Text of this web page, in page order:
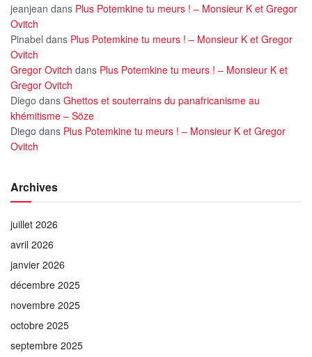
jeanjean dans Plus Potemkine tu meurs ! – Monsieur K et Gregor
Ovitch
Pinabel dans Plus Potemkine tu meurs ! – Monsieur K et Gregor
Ovitch
Gregor Ovitch dans Plus Potemkine tu meurs ! – Monsieur K et
Gregor Ovitch
Diego dans Ghettos et souterrains du panafricanisme au
khémitisme – Söze
Diego dans Plus Potemkine tu meurs ! – Monsieur K et Gregor
Ovitch
Archives
juillet 2026
avril 2026
janvier 2026
décembre 2025
novembre 2025
octobre 2025
septembre 2025